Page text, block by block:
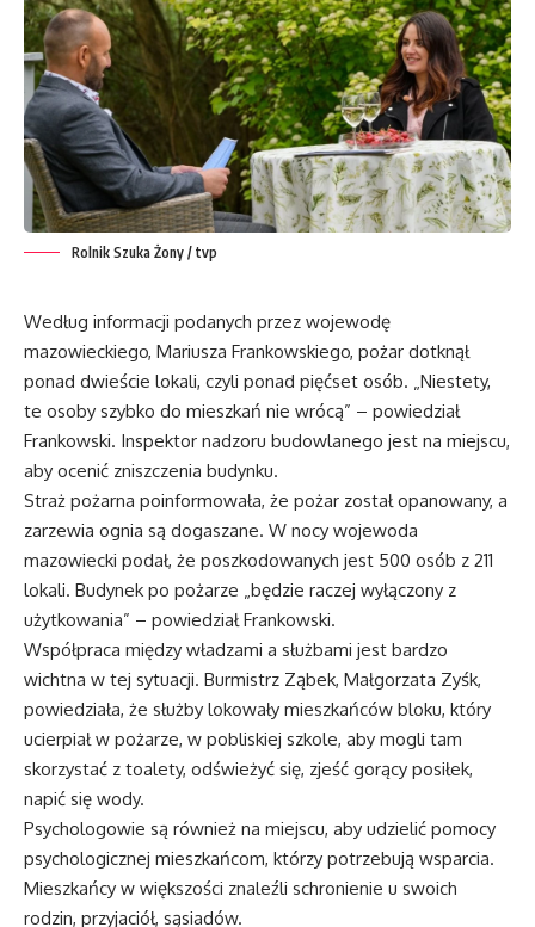
Rolnik Szuka Żony / tvp
Według informacji podanych przez wojewodę
mazowieckiego, Mariusza Frankowskiego, pożar dotknął
ponad dwieście lokali, czyli ponad pięćset osób. „Niestety,
te osoby szybko do mieszkań nie wrócą” – powiedział
Frankowski. Inspektor nadzoru budowlanego jest na miejscu,
aby ocenić zniszczenia budynku.
Straż pożarna poinformowała, że pożar został opanowany, a
zarzewia ognia są dogaszane. W nocy wojewoda
mazowiecki podał, że poszkodowanych jest 500 osób z 211
lokali. Budynek po pożarze „będzie raczej wyłączony z
użytkowania” – powiedział Frankowski.
Współpraca między władzami a służbami jest bardzo
wichtna w tej sytuacji. Burmistrz Ząbek, Małgorzata Zyśk,
powiedziała, że służby lokowały mieszkańców bloku, który
ucierpiał w pożarze, w pobliskiej szkole, aby mogli tam
skorzystać z toalety, odświeżyć się, zjeść gorący posiłek,
napić się wody.
Psychologowie są również na miejscu, aby udzielić pomocy
psychologicznej mieszkańcom, którzy potrzebują wsparcia.
Mieszkańcy w większości znaleźli schronienie u swoich
rodzin, przyjaciół, sąsiadów.